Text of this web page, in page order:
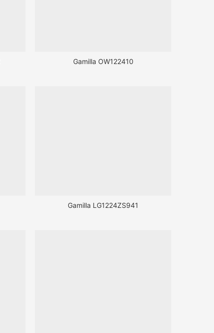
Gamilla OW122410
Gamilla LG1224ZS941